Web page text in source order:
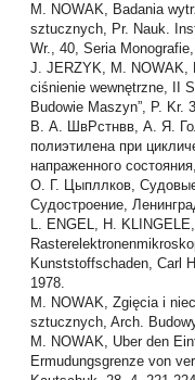
M. NOWAK, Badania
sztucznych, Pr. Nauk.
Wr., 40, Seria
J. JERZYK, M. NOWAK,
ciśnienie wewnętrzne, II
Budowie Maszyn”, P. Kr.
В. А. ШвРстнвв, А. Я.
пoлиэтилена при
напраженного
О. Г. Цыпллков, Судовые
Судостроение,
L. ENGEL, H.
Kunststoffschaden, Carl
1978.
M. NOWAK, Zgięcia i
sztucznych, Arch.
M. NOWAK, Uber den
Ermudungsgrenze von